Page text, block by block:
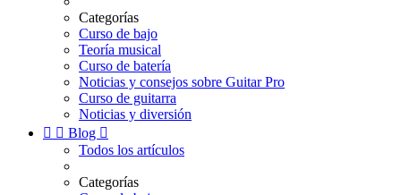
Categorías
Curso de bajo
Teoría musical
Curso de batería
Noticias y consejos sobre Guitar Pro
Curso de guitarra
Noticias y diversión
  Blog 
Todos los artículos
Categorías